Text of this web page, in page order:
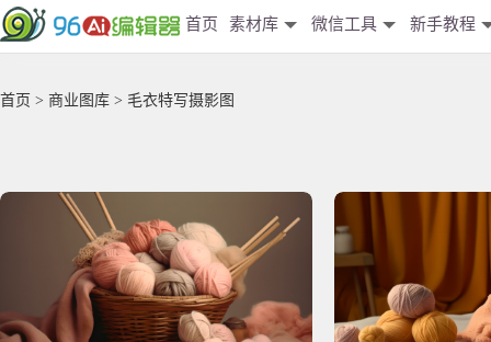
首页 素材库 微信工具 新手教程
首页 > 商业图库 > 毛衣特写摄影图